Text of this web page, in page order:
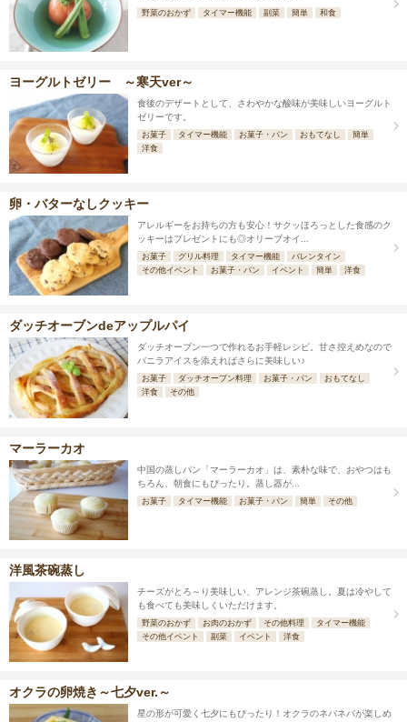
野菜のおかず タイマー機能 副菜 簡単 和食
ヨーグルトゼリー ～寒天ver～
食後のデザートとして、さわやかな酸味が美味しいヨーグルト
ゼリーです。
お菓子 タイマー機能 お菓子・パン おもてなし
簡単
洋食
卵・バターなしクッキー
アレルギーをお持ちの方も安心！サクッほろっとした食感のク
ッキーはプレゼントにも◎オリーブオイ...
お菓子 グリル料理 タイマー機能
バレンタイン
その他イベント
お菓子・パン イベント 簡単 洋食
ダッチオーブンdeアップルパイ
ダッチオーブン一つで作れるお手軽レシピ。甘さ控えめなので
バニラアイスを添えればさらに美味しい♪
お菓子 ダッチオーブン料理 お菓子・パン
おもてなし
洋食
その他
マーラーカオ
中国の蒸しパン「マーラーカオ」は、素朴な味で、おやつはも
ちろん、朝食にもぴったり。蒸し器が...
お菓子 タイマー機能 お菓子・パン 簡単 その他
洋風茶碗蒸し
チーズがとろ～り美味しい、アレンジ茶碗蒸し。夏は冷やして
も食べても美味しくいただけます。
野菜のおかず お肉のおかず その他料理
タイマー機能
その他イベント
副菜 イベント 洋食
オクラの卵焼き～七夕ver.～
星の形が可愛く七夕にもぴったり！オクラのネバネバが楽しめ